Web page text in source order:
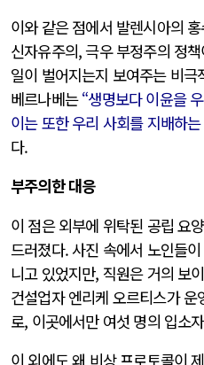
이와 같은 점에서 발렌시아의
신자유주의, 극우 부정주의 정
일이 벌어지는지 보여주는 비
베르나베는“생명보다 이윤을
이는 또한 우리 사회를 지배하
다.
부주의한 대응
이 점은 외부에 위탁된 공립 요
드러졌다. 사진 속에서 노인들
니고 있었지만, 직원은 거의 보
건설업자 엔리케 오르티스가
로, 이곳에서만 여섯 명의 입소
이 외에도 왜 비상 프로토콜이